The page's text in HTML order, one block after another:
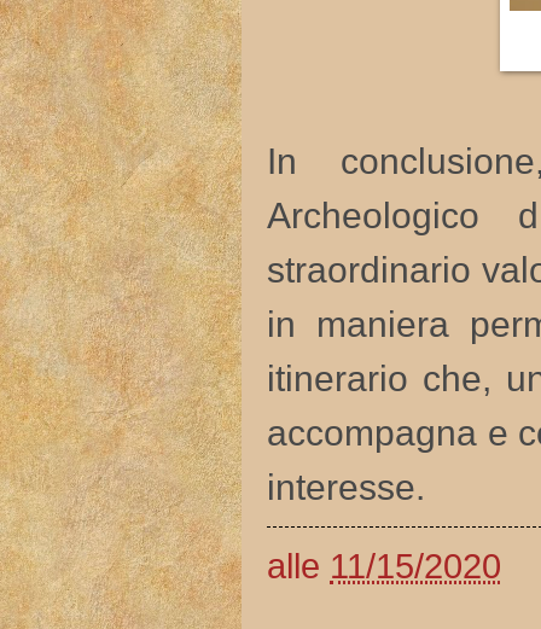
In
Archeologico
straordinario
in maniera
itinerario che,
accompagna e
interesse.
alle 11/15/2020